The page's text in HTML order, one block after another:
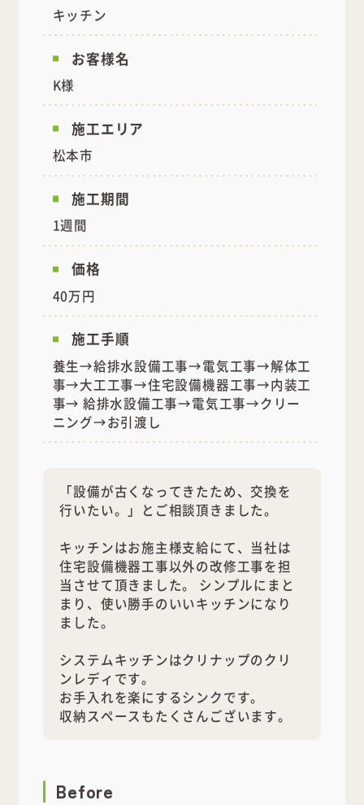
キッチン
お客様名
K様
施工エリア
松本市
施工期間
1週間
価格
40万円
施工手順
養生→給排水設備工事→電気工事→解体工
事→大工工事→住宅設備機器工事→内装工
事→ 給排水設備工事→電気工事→クリー
ニング→お引渡し
「設備が古くなってきたため、交換を
行いたい。」とご相談頂きました。
キッチンはお施主様支給にて、当社は
住宅設備機器工事以外の改修工事を担
当させて頂きました。 シンプルにまと
まり、使い勝手のいいキッチンになり
ました。
システムキッチンはクリナップのクリ
ンレディです。
お手入れを楽にするシンクです。
収納スペースもたくさんございます。
Before